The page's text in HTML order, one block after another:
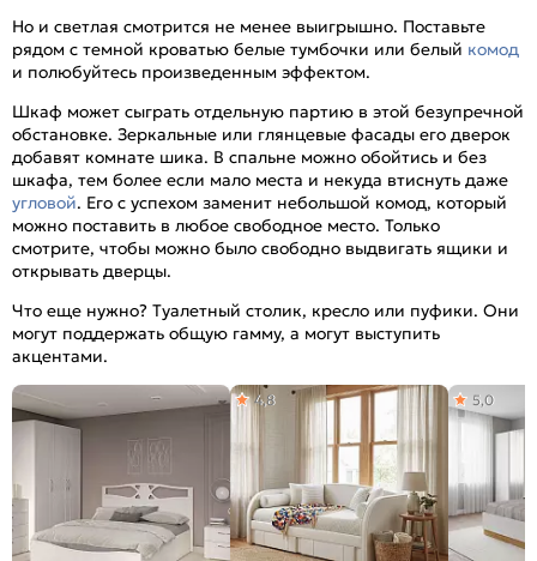
Но и светлая смотрится не менее выигрышно. Поставьте
рядом с темной кроватью белые тумбочки или белый комод
и полюбуйтесь произведенным эффектом.
Шкаф может сыграть отдельную партию в этой безупречной
обстановке. Зеркальные или глянцевые фасады его дверок
добавят комнате шика. В спальне можно обойтись и без
шкафа, тем более если мало места и некуда втиснуть даже
угловой. Его с успехом заменит небольшой комод, который
можно поставить в любое свободное место. Только
смотрите, чтобы можно было свободно выдвигать ящики и
открывать дверцы.
Что еще нужно? Туалетный столик, кресло или пуфики. Они
могут поддержать общую гамму, а могут выступить
акцентами.
4,8 5,0